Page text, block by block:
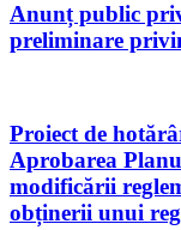
Anunț public
preliminare
Proiect de
Aprobarea
modificării
obținerii unui